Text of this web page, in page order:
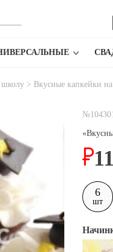
> Вкусные капкейки
6
шт